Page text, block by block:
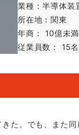
業種：半導体装
所在地：関東
年商： 10億未満
従業員数： 15名
た。でも、また同